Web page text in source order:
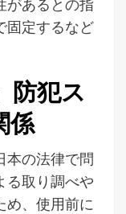
固定するなど
防犯ス
係
本の法律で問
る取り調べや
め、使用前に